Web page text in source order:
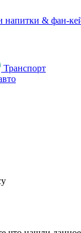
напитки & фан-
Транспорт